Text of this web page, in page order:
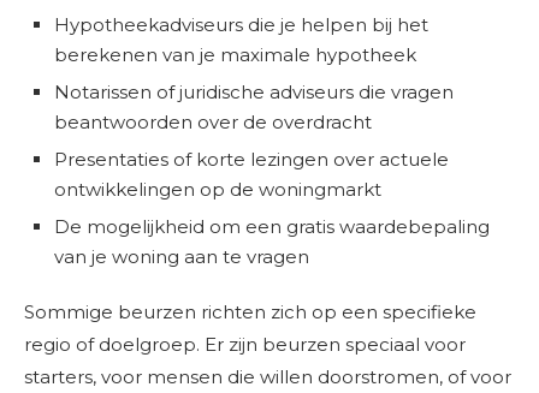
Hypotheekadviseurs die je helpen bij het
berekenen van je maximale hypotheek
Notarissen of juridische adviseurs die vragen
beantwoorden over de overdracht
Presentaties of korte lezingen over actuele
ontwikkelingen op de woningmarkt
De mogelijkheid om een gratis waardebepaling
van je woning aan te vragen
Sommige beurzen richten zich op een specifieke
regio of doelgroep. Er zijn beurzen speciaal voor
starters, voor mensen die willen doorstromen, of voor